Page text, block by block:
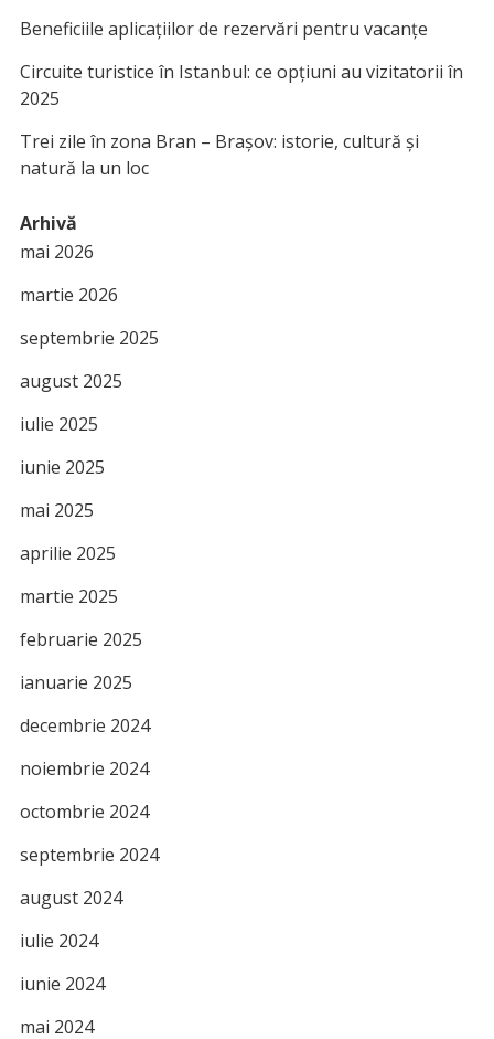
Beneficiile aplicațiilor de rezervări pentru vacanțe
Circuite turistice în Istanbul: ce opțiuni au vizitatorii în
2025
Trei zile în zona Bran – Brașov: istorie, cultură și
natură la un loc
Arhivă
mai 2026
martie 2026
septembrie 2025
august 2025
iulie 2025
iunie 2025
mai 2025
aprilie 2025
martie 2025
februarie 2025
ianuarie 2025
decembrie 2024
noiembrie 2024
octombrie 2024
septembrie 2024
august 2024
iulie 2024
iunie 2024
mai 2024